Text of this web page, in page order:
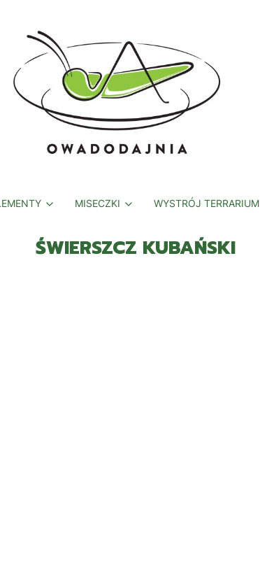
MISECZKI WYSTRÓJ TERRARIUM
ŚWIERSZCZ KUBAŃSKI